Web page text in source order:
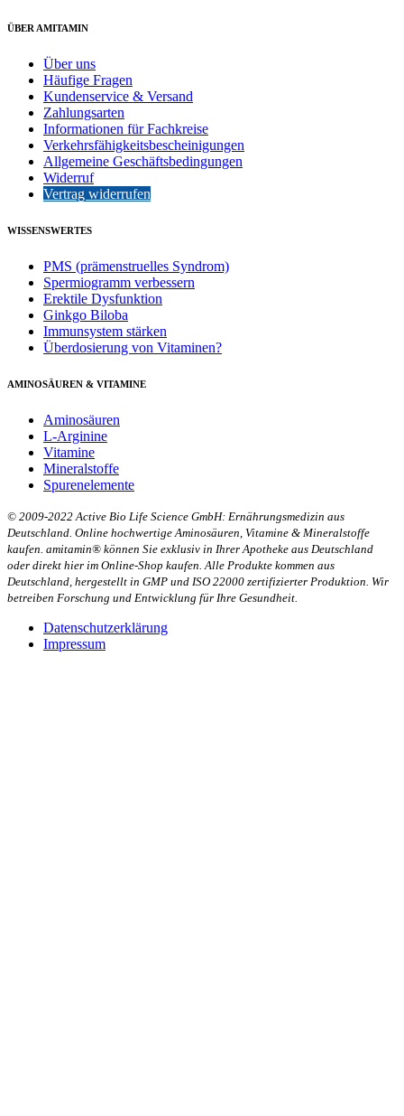
ÜBER AMITAMIN
Über uns
Häufige Fragen
Kundenservice & Versand
Zahlungsarten
Informationen für Fachkreise
Verkehrsfähigkeitsbescheinigungen
Allgemeine Geschäftsbedingungen
Widerruf
Vertrag widerrufen
WISSENSWERTES
PMS (prämenstruelles Syndrom)
Spermiogramm verbessern
Erektile Dysfunktion
Ginkgo Biloba
Immunsystem stärken
Überdosierung von Vitaminen?
AMINOSÄUREN & VITAMINE
Aminosäuren
L-Arginine
Vitamine
Mineralstoffe
Spurenelemente
© 2009-2022 Active Bio Life Science GmbH: Ernährungsmedizin aus
Deutschland. Online hochwertige Aminosäuren, Vitamine & Mineralstoffe
kaufen. amitamin® können Sie exklusiv in Ihrer Apotheke aus Deutschland
oder direkt hier im Online-Shop kaufen. Alle Produkte kommen aus
Deutschland, hergestellt in GMP und ISO 22000 zertifizierter Produktion. Wir
betreiben Forschung und Entwicklung für Ihre Gesundheit.
Datenschutzerklärung
Impressum